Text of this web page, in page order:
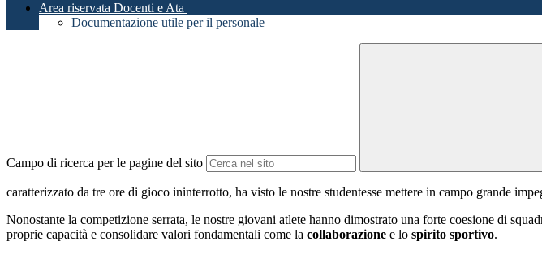
Area riservata Docenti e Ata
Documentazione utile per il personale
Campo di ricerca per le pagine del sito
caratterizzato da tre ore di gioco ininterrotto, ha visto le nostre studentesse mettere in campo grande
Nonostante la competizione serrata, le nostre giovani atlete hanno dimostrato una forte coesione di
proprie capacità e consolidare valori fondamentali come la collaborazione e lo spirito sportivo.